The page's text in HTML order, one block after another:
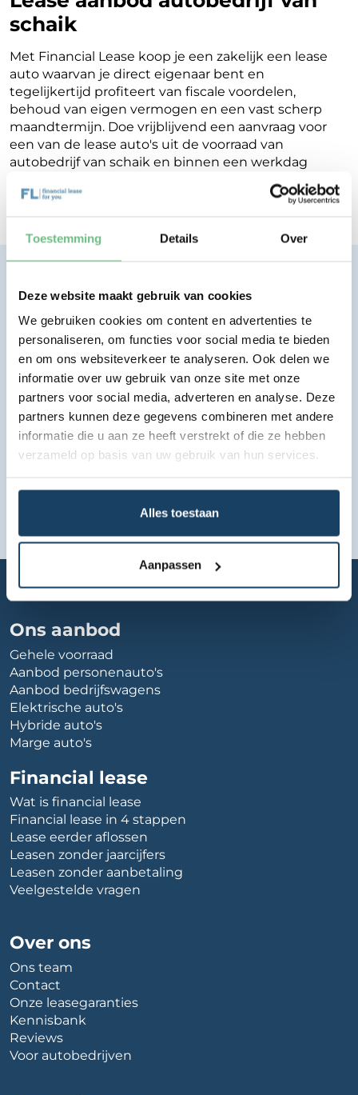
Toestemming Details Over
Deze website maakt gebruik van cookies
We gebruiken cookies om content en advertenties te
personaliseren, om functies voor social media te bieden
en om ons websiteverkeer te analyseren. Ook delen we
informatie over uw gebruik van onze site met onze
partners voor social media, adverteren en analyse. Deze
partners kunnen deze gegevens combineren met andere
informatie die u aan ze heeft verstrekt of die ze hebben
verzameld op basis van uw gebruik van hun services.
Alles toestaan
Aanpassen
schaik
Met Financial Lease koop je een zakelijk een lease
auto waarvan je direct eigenaar bent en
tegelijkertijd profiteert van fiscale voordelen,
behoud van eigen vermogen en een vast scherp
maandtermijn. Doe vrijblijvend een aanvraag voor
een van de lease auto's uit de voorraad van
autobedrijf van schaik en binnen een werkdag
ontvang je terugkoppeling op de mogelijkheden
voor jouw Financial Lease.
Eenvoudig, transparant, vertrouwd.
Bekijk lease aanbod
Ons aanbod
Gehele voorraad
Aanbod personenauto's
Aanbod bedrijfswagens
Elektrische auto's
Hybride auto's
Marge auto's
Financial lease
Wat is financial lease
Financial lease in 4 stappen
Lease eerder aflossen
Leasen zonder jaarcijfers
Leasen zonder aanbetaling
Veelgestelde vragen
Over ons
Ons team
Contact
Onze leasegaranties
Kennisbank
Reviews
Voor autobedrijven